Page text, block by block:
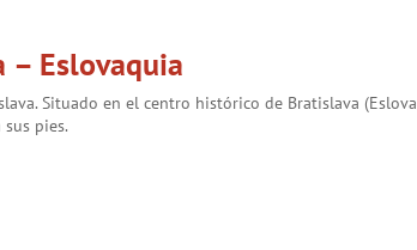
– Eslovaquia
Situado en el centro histórico de Bratislava
pies.